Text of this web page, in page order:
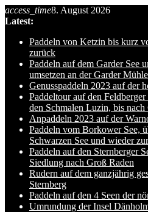
Skip
to
content
access_time8. August 2026
Latest:
Paddeln von Ketzin bis kurz
zurück
Paddeln auf dem Garder See
umsetzen an der Garder
Genusspaddeln 2023 auf der
Paddeltour auf den
den Schmalen Luzin, bis
Anpaddeln 2023 auf der
Paddeln vom Borkower See,
Schwarzen See und wieder
Paddeln auf den Sternberger
Siedlung nach Groß Raden
Rudern auf dem ganzjährig
Sternberg
Paddeln auf den 4 Seen der
Umrundung der Insel